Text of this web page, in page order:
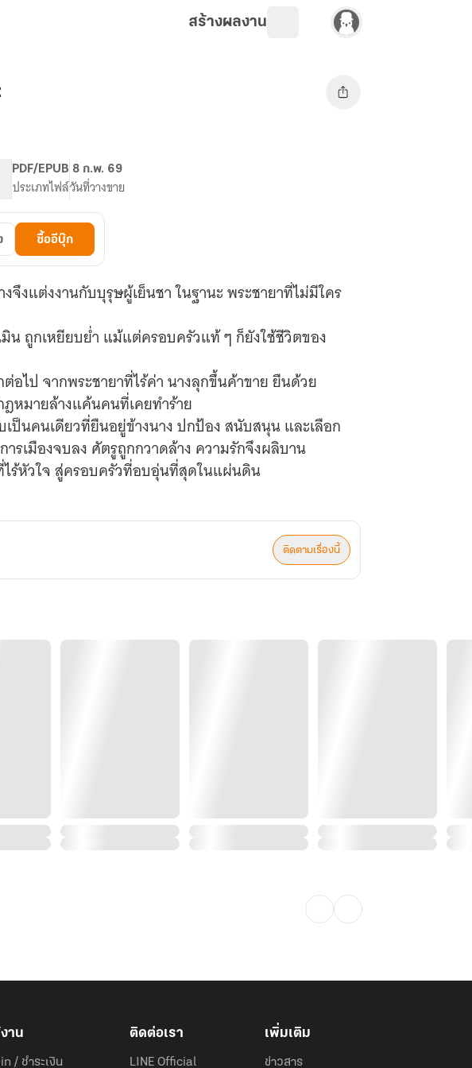
สร้างผลงาน
PDF/EPUB
ประเภทไฟล์
8 ก.พ. 69
วันที่วางขาย
ซื้ออีบุ๊ก
จึงแต่งงานกับบุรุษผู้เย็นชา ในฐานะ พระชายาที่ไม่มีใคร
น ถูกเหยียบย่ำ แม้แต่ครอบครัวแท้ ๆ ก็ยังใช้ชีวิตของ
อไป จากพระชายาที่ไร้ค่า นางลุกขึ้นค้าขาย ยืนด้วย
หมายล้างแค้นคนที่เคยทำร้าย
เป็นคนเดียวที่ยืนอยู่ข้างนาง ปกป้อง สนับสนุน และเลือก
ารเมืองจบลง ศัตรูถูกกวาดล้าง ความรักจึงผลิบาน
ไร้หัวใจ สู่ครอบครัวที่อบอุ่นที่สุดในแผ่นดิน
ติดตามเรื่องนี้
าน
/ ชำระเงิน
ติดต่อเรา
LINE Official
เพิ่มเติม
ข่าวสาร